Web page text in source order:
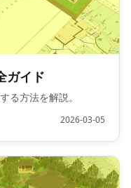
ガイド
る方法を解説。
2026-03-05